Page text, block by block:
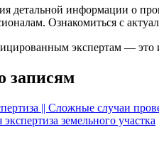
детальной информации о
Ознакомиться с
экспертам — это
записям
|| Сложные случаи
земельного участка